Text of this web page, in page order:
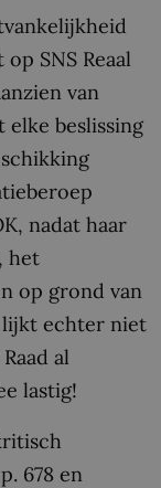
SNS Reaal
van
beslissing
nadat haar
het
op grond van
lijkt echter niet
al
lastig!
678 en